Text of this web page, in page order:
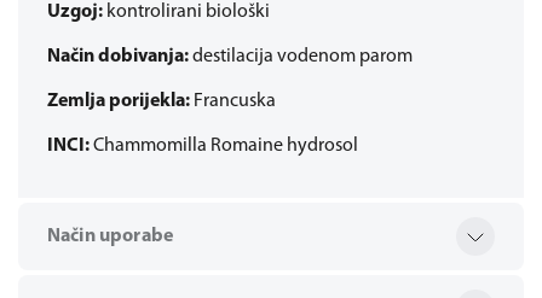
Uzgoj: kontrolirani biološki
Način dobivanja:destilacija vodenom parom
Zemlja porijekla: Francuska
INCI:Chammomilla Romaine hydrosol
Način uporabe